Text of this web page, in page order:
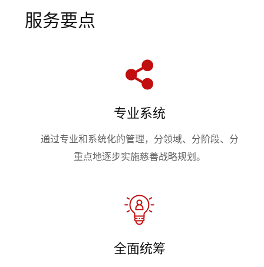
服务要点
专业系统
通过专业和系统化的管理，分领域、分阶段、分
重点地逐步实施慈善战略规划。
全面统筹